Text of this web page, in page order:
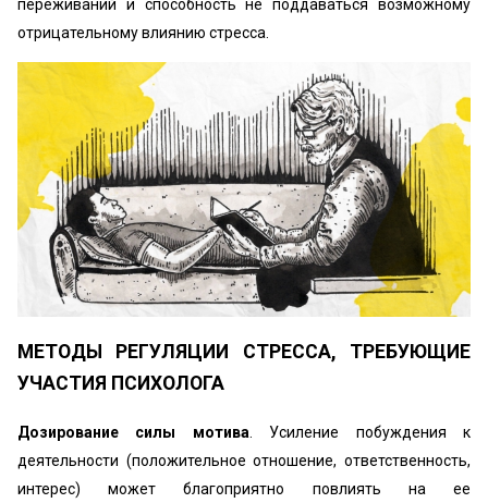
переживаний и способность не поддаваться возможному
отрицательному влиянию стресса.
МЕТОДЫ РЕГУЛЯЦИИ СТРЕССА, ТРЕБУЮЩИЕ
УЧАСТИЯ ПСИХОЛОГА
Дозирование силы мотива . Усиление побуждения к
деятельности (положительное отношение, ответственность,
интерес) может благоприятно повлиять на ее